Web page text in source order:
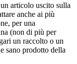
articolo uscito sulla
anche ai più
per una
(non di più per
un raccolto o un
sano prodotto della